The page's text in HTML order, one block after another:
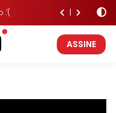
:'(
ASSINE